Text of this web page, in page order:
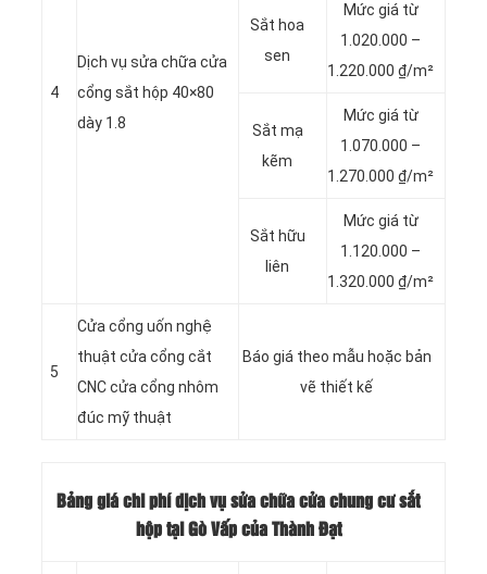
4
Dịch vụ sửa chữa cửa
cổng sắt hộp 40×80
dày 1.8
Sắt hoa
sen
Mức giá từ
1.020.000 –
1.220.000 ₫/m²
Sắt mạ
kẽm
Mức giá từ
1.070.000 –
1.270.000 ₫/m²
Sắt hữu
liên
Mức giá từ
1.120.000 –
1.320.000 ₫/m²
5
Cửa cổng uốn nghệ
thuật cửa cổng cắt
CNC cửa cổng nhôm
đúc mỹ thuật
Báo giá theo mẫu hoặc bản
vẽ thiết kế
Bảng giá chi phí dịch vụ sửa chữa cửa chung cư sắt
hộp tại Gò Vấp của Thành Đạt